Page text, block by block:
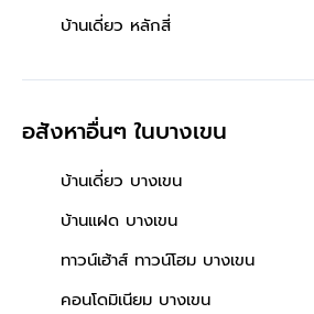
บ้านเดี่ยว หลักสี่
อสังหาอื่นๆในบางเขน
บ้านเดี่ยว บางเขน
บ้านแฝด บางเขน
ทาวน์เฮ้าส์ ทาวน์โฮม บางเขน
คอนโดมิเนียม บางเขน